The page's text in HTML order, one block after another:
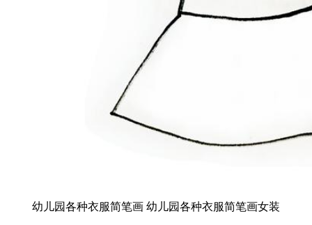
幼儿园各种衣服简笔画 幼儿园各种衣服简笔画女装